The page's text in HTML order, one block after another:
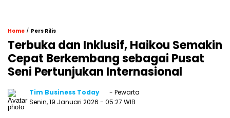
Home / Pers Rilis
Terbuka dan Inklusif, Haikou Semakin
Cepat Berkembang sebagai Pusat
Seni Pertunjukan Internasional
Tim Business Today
- Pewarta
Senin, 19 Januari 2026 - 05:27 WIB